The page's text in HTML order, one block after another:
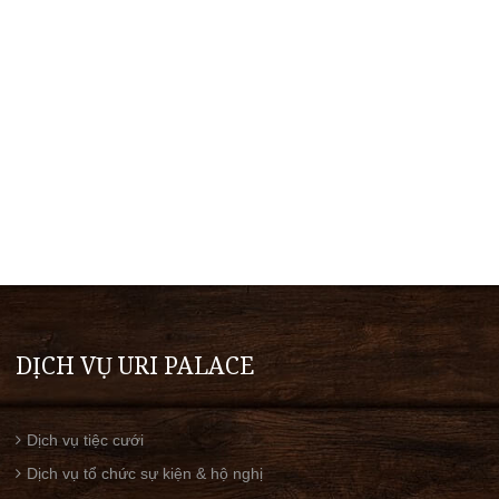
DỊCH VỤ URI PALACE
Dịch vụ tiệc cưới
Dịch vụ tổ chức sự kiện & hộ nghị